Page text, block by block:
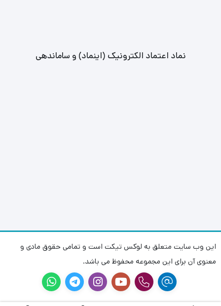
نماد اعتماد الکترونیک (اینماد) و ساماندهی
این وب سایت متعلق به لوکس تیکت است و تمامی حقوق مادی و
معنوی آن برای این مجموعه محفوظ می باشد.